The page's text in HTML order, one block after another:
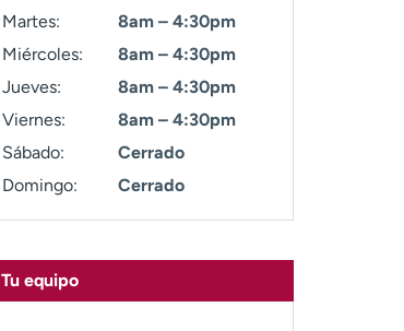
Martes:
8am – 4:30pm
Miércoles:
8am – 4:30pm
Jueves:
8am – 4:30pm
Viernes:
8am – 4:30pm
Sábado:
Cerrado
Domingo:
Cerrado
Tu equipo